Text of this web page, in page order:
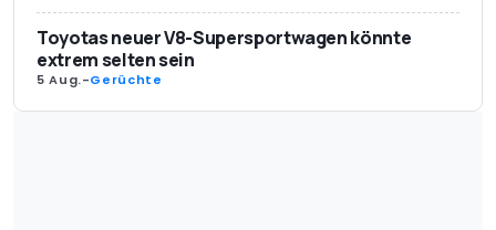
Toyotas neuer V8-Supersportwagen könnte
extrem selten sein
5 Aug.-Gerüchte